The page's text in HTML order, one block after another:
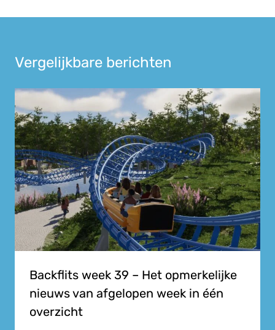
Vergelijkbare berichten
Backflits week 39 – Het opmerkelijke
nieuws van afgelopen week in één
overzicht